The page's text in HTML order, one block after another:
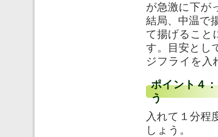
が急激に下が
結局、中温で
て揚げること
す。目安とし
ジフライを入
ポイント４
う
入れて１分程
しょう。